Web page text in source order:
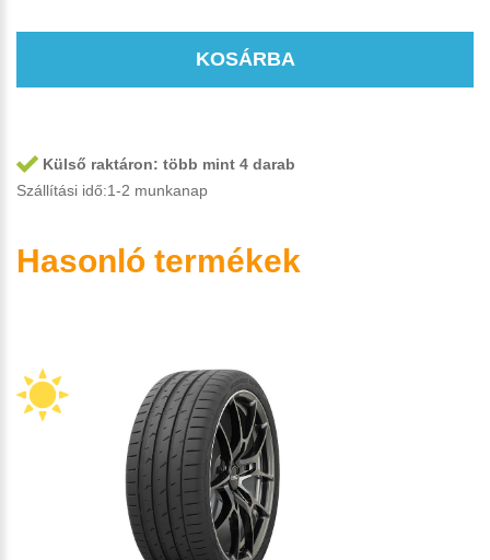
KOSÁRBA
Külső raktáron: több mint 4 darab
Szállítási idő:1-2 munkanap
Hasonló termékek